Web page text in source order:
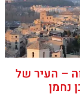
– העיר של
נחמן